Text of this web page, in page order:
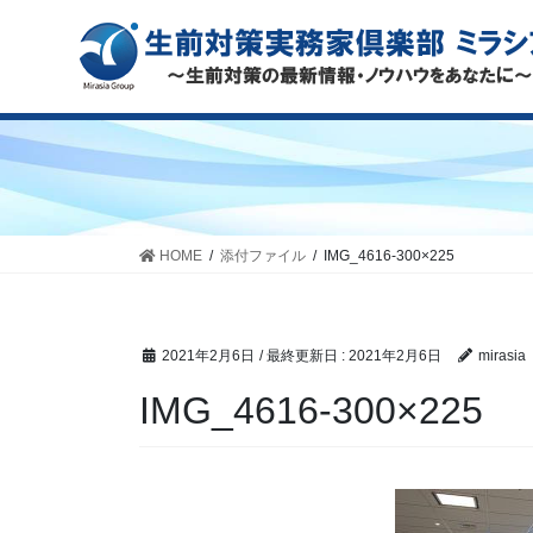
HOME 添付ファイル IMG_4616-300×225
2021年2月6日 / 最終更新日 : 2021年2月6日 mirasia
IMG_4616-300×225